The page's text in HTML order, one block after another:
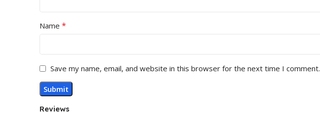
Reviews
Name *
Save my name, email, and website in this browser for the next time I comment.